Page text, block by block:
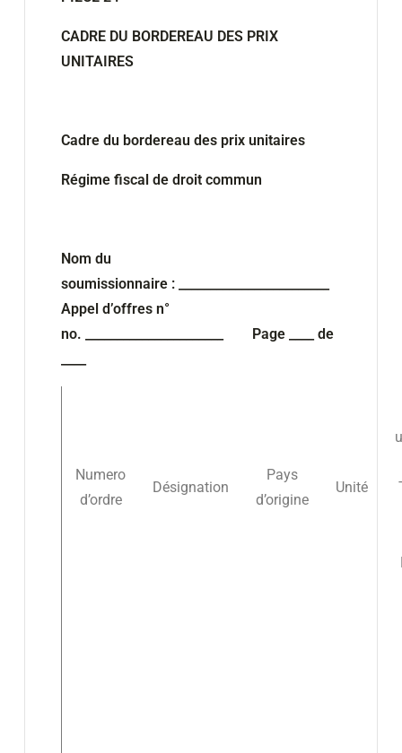
CADRE DU BORDEREAU DES PRIX
UNITAIRES
Cadre du bordereau des prix unitaires
Régime fiscal de droit commun
Nom du
soumissionnaire : ________________________
Appel d’offres n°
no. ______________________ Page ____ de
Numero
d’ordre
Désignation
Pays
d’origine
Unité